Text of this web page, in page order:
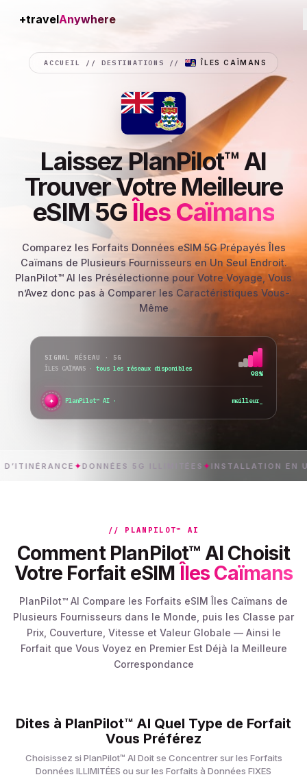
+travelData.shop
ACCUEIL //DESTINATIONS // ÎLES CAÏMANS
Laissez PlanPilot™ AI
Trouver Votre Meilleure
eSIM 5G Îles Caïmans
Comparez les Forfaits Données eSIM 5G Prépayés Îles
Caïmans de Plusieurs Fournisseurs en Un Seul Endroit.
PlanPilot™ AI les Présélectionne pour Votre Voyage, Vous
n’Avez donc pas à Comparer les Caractéristiques Vous-
Même
SIGNAL RÉSEAU · 5G
ÎLES CAÏMANS · tous les réseaux disponibles
98%
✦ ● PlanPilot™ AI · meilleur rapport qualité-prix trouvé
✦DONNÉES 5G ILLIMITÉES INSTALLATION EN UN
// PLANPILOT™ AI
Comment PlanPilot™ AI Choisit
Votre Forfait eSIM Îles Caïmans
PlanPilot™ AI Compare les Forfaits eSIM Îles Caïmans de
Plusieurs Fournisseurs dans le Monde, puis les Classe par
Prix, Couverture, Vitesse et Valeur Globale — Ainsi le
Forfait que Vous Voyez en Premier Est Déjà la Meilleure
Correspondance
Dites à PlanPilot™ AI Quel Type de Forfait
Vous Préférez
Choisissez si PlanPilot™ AI Doit se Concentrer sur les Forfaits
Données ILLIMITÉES ou sur les Forfaits à Données FIXES